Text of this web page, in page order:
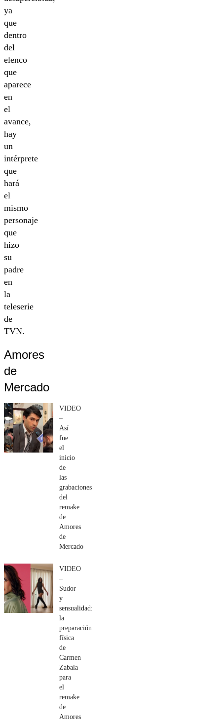
ya
que
dentro
del
elenco
que
aparece
en
el
avance,
hay
un
intérprete
que
hará
el
mismo
personaje
que
hizo
su
padre
en
la
teleserie
de
TVN.
Amores
de
Mercado
VIDEO
–
Así
fue
el
inicio
de
las
grabaciones
del
remake
de
Amores
de
Mercado
VIDEO
–
Sudor
y
sensualidad:
la
preparación
física
de
Carmen
Zabala
para
el
remake
de
Amores